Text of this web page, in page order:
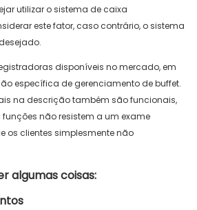
utilizar o sistema de caixa
este fator, caso contrário, o sistema
disponíveis no mercado, em
específica de gerenciamento de buffet.
na descrição também são funcionais,
não resistem a um exame
os clientes simplesmente não
algumas coisas: